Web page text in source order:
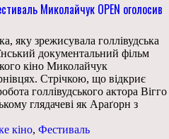
Миколайчук OPEN оголосив
яку зрежисувала голлівудська
документальний фільм
кіно Миколайчук
Стрічкою, що відкриє
голлівудського актора Вігго
глядачеві як Араґорн з
кіно, Фестиваль